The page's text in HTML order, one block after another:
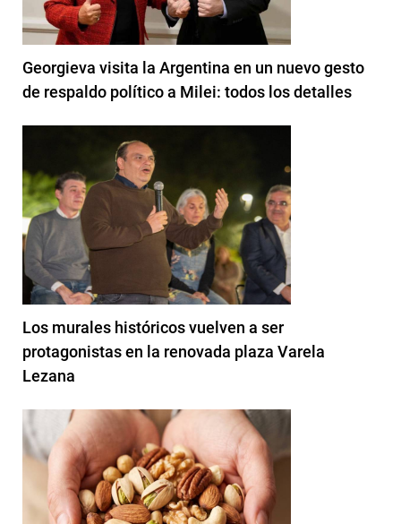
Georgieva visita la Argentina en un nuevo gesto
de respaldo político a Milei: todos los detalles
Los murales históricos vuelven a ser
protagonistas en la renovada plaza Varela
Lezana